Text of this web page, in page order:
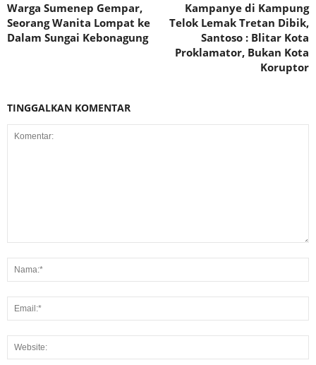
Warga Sumenep Gempar,
Seorang Wanita Lompat ke
Dalam Sungai Kebonagung
Kampanye di Kampung
Telok Lemak Tretan Dibik,
Santoso : Blitar Kota
Proklamator, Bukan Kota
Koruptor
TINGGALKAN KOMENTAR